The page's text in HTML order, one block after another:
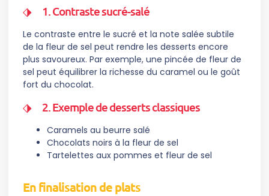
1. Contraste sucré-salé
Le contraste entre le sucré et la note salée subtile
de la fleur de sel peut rendre les desserts encore
plus savoureux. Par exemple, une pincée de fleur de
sel peut équilibrer la richesse du caramel ou le goût
fort du chocolat.
2. Exemple de desserts classiques
Caramels au beurre salé
Chocolats noirs à la fleur de sel
Tartelettes aux pommes et fleur de sel
En finalisation de plats